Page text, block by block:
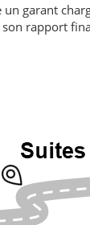
garant
rapport